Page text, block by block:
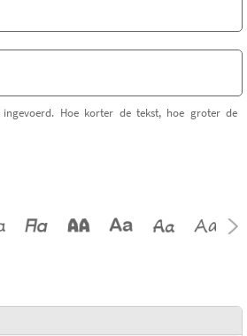
Hoe korter de tekst, hoe groter de